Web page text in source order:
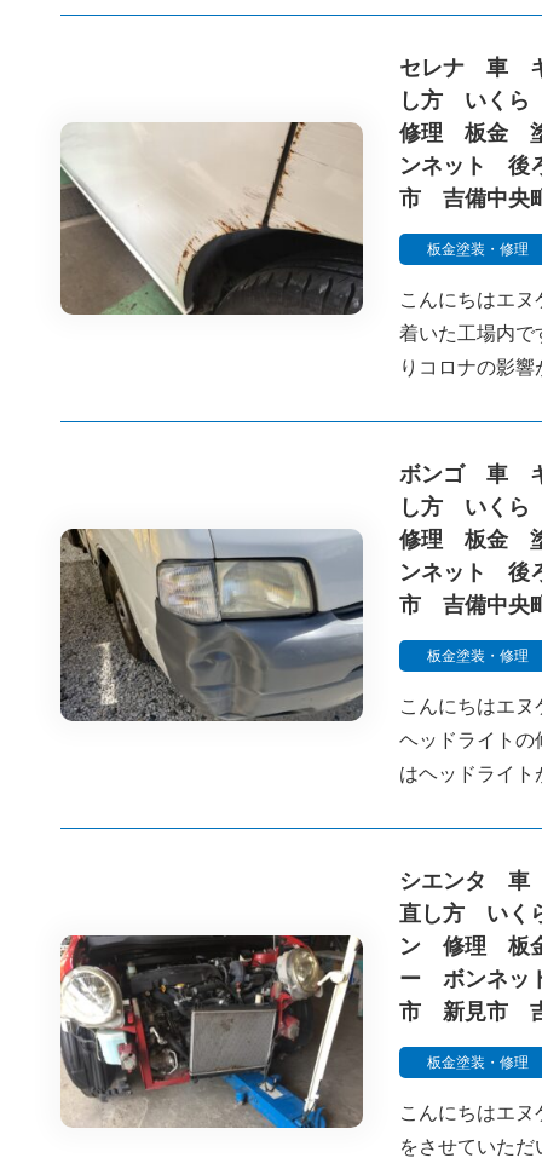
セレナ 車
し方 いく
修理 板金
ンネット 後
市 吉備中央
板金塗装・修理
こんにちはエ
着いた工場内で
りコロナの影
ボンゴ 車
し方 いく
修理 板金
ンネット 後
市 吉備中央
板金塗装・修理
こんにちはエ
ヘッドライトの
はヘッドライ
シエンタ
直し方 いく
ン 修理 板
ー ボンネッ
市 新見市
板金塗装・修理
こんにちはエ
をさせていた